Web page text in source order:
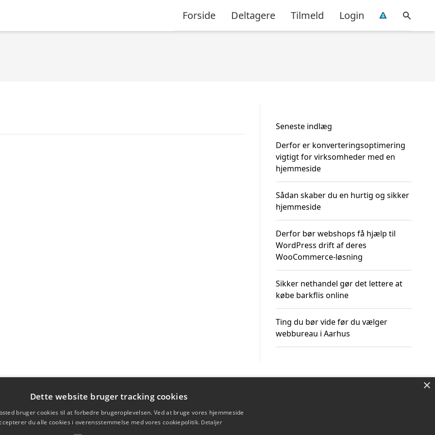
Forside Deltagere Tilmeld Login
Seneste indlæg
Derfor er konverteringsoptimering
vigtigt for virksomheder med en
hjemmeside
Sådan skaber du en hurtig og sikker
hjemmeside
Derfor bør webshops få hjælp til
WordPress drift af deres
WooCommerce-løsning
Sikker nethandel gør det lettere at
købe barkflis online
Ting du bør vide før du vælger
webbureau i Aarhus
×
Dette website bruger tracking cookies
bruger cookies til at forbedre brugeroplevelsen. Ved at bruge vores hjemmeside
du alle cookies i overensstemmelse med vores cookiepolitik. Detaljer